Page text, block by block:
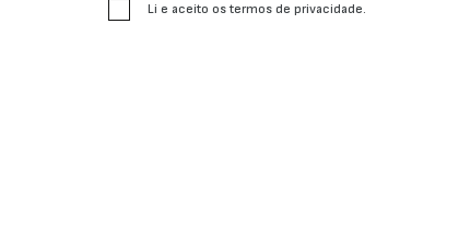
Li e aceito os termos de privacidade.